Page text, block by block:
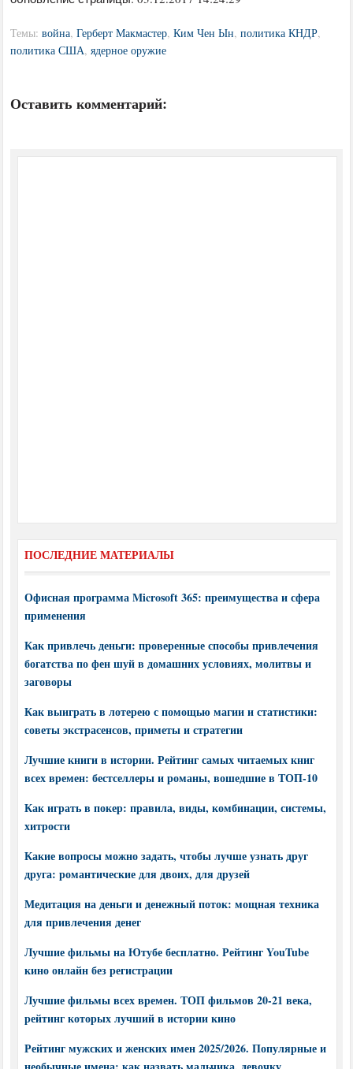
Темы:война,Герберт Макмастер,Ким Чен Ын,политика КНДР,
политика США,ядерное оружие
Оставить комментарий:
ПОСЛЕДНИЕ МАТЕРИАЛЫ
Офисная программа Microsoft 365: преимущества и сфера
применения
Как привлечь деньги: проверенные способы привлечения
богатства по фен шуй в домашних условиях, молитвы и
заговоры
Как выиграть в лотерею с помощью магии и статистики:
советы экстрасенсов, приметы и стратегии
Лучшие книги в истории. Рейтинг самых читаемых книг
всех времен: бестселлеры и романы, вошедшие в ТОП-10
Как играть в покер: правила, виды, комбинации, системы,
хитрости
Какие вопросы можно задать, чтобы лучше узнать друг
друга: романтические для двоих, для друзей
Медитация на деньги и денежный поток: мощная техника
для привлечения денег
Лучшие фильмы на Ютубе бесплатно. Рейтинг YouTube
кино онлайн без регистрации
Лучшие фильмы всех времен. ТОП фильмов 20-21 века,
рейтинг которых лучший в истории кино
Рейтинг мужских и женских имен 2025/2026. Популярные и